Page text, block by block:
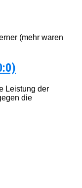
(mehr waren
Leistung der
die